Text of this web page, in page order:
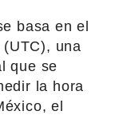
basa en el
una
que se
la hora
el